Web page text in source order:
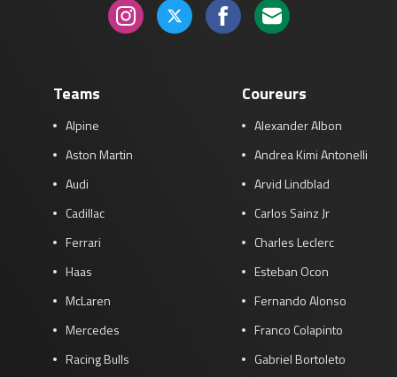
Teams
Alpine
Aston Martin
Audi
Cadillac
Ferrari
Haas
McLaren
Mercedes
Racing Bulls
Coureurs
Alexander Albon
Andrea Kimi Antonelli
Arvid Lindblad
Carlos Sainz Jr
Charles Leclerc
Esteban Ocon
Fernando Alonso
Franco Colapinto
Gabriel Bortoleto